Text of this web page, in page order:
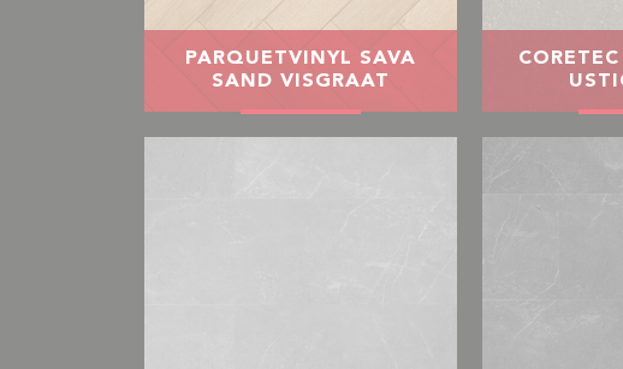
PARQUETVINYL SAVA
SAND VISGRAAT